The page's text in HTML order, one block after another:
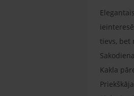
tievs, bet
Kakla